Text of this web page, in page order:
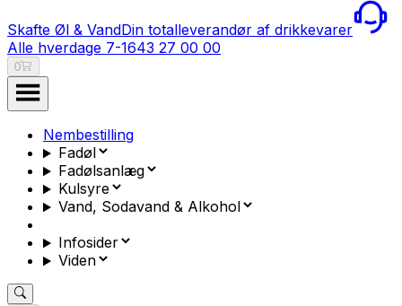
Skafte Øl & VandDin totalleverandør af drikkevarer
Alle hverdage 7-1643 27 00 00
0
Nembestilling
Fadøl
Fadølsanlæg
Kulsyre
Vand, Sodavand & Alkohol
Infosider
Viden